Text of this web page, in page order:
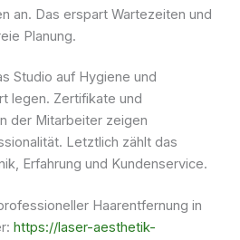
an. Das erspart Wartezeiten und
Planung.
Studio auf Hygiene und
legen. Zertifikate und
der Mitarbeiter zeigen
Letztlich zählt das
Erfahrung und Kundenservice.
Haarentfernung in
https://laser-aesthetik-